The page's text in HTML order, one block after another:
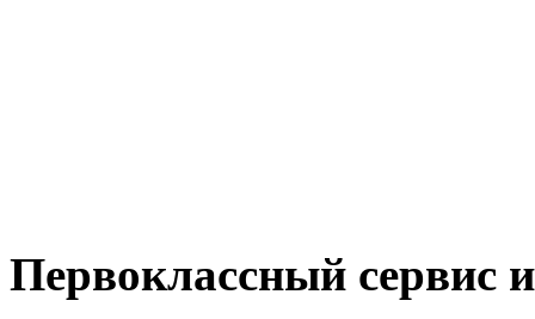
Первоклассный сервис